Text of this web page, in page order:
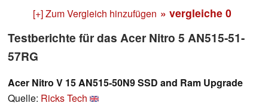
[+] Zum Vergleich hinzufügen » vergleiche 0
Testberichte für das Acer Nitro 5 AN515-51-
57RG
Acer Nitro V 15 AN515-50N9 SSD and Ram Upgrade
Quelle: Ricks Tech